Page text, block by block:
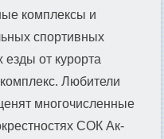
комплексы и
спортивных
езды от курорта
Любители
многочисленные
СОК Ак-